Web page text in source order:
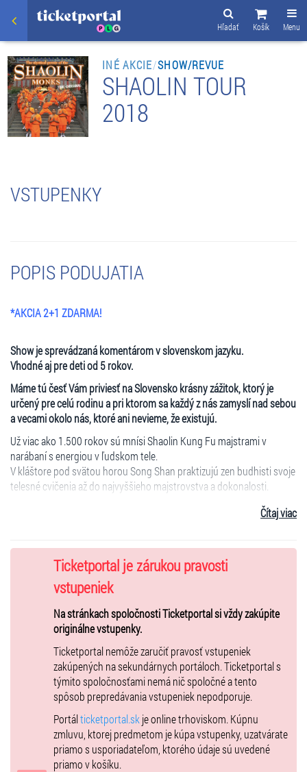
Menu
Košík
Hľadať
INÉ AKCIE/SHOW/REVUE
SHAOLIN TOUR
2018
VSTUPENKY
POPIS PODUJATIA
*AKCIA 2+1 ZDARMA!
Show je sprevádzaná komentárom v slovenskom jazyku.
Vhodné aj pre deti od 5 rokov.
Máme tú česť Vám priviesť na Slovensko krásny zážitok, ktorý je
určený pre celú rodinu a pri ktorom sa každý z nás zamyslí nad sebou
a vecami okolo nás, ktoré ani nevieme, že existujú.
Už viac ako 1.500 rokov sú mnísi Shaolin Kung Fu majstrami v
narábaní s energiou v ľudskom tele.
V kláštore pod svätou horou Song Shan praktizujú zen budhisti svoje
telesné cvičenia až do najvyššieho majstrovstva a dokonalosti.
Dych vyrážajúce cvičenia v najvyššom majstrovstve predvádza
skupina mníchov a majstrov pod vedením 75-ročného starého
Diváci majú možnosť spoznať tajomný svet čínskej filozofie a
mytológie, múdrosť zen budhizmu, ale predovšetkým vidieť
fantastické cvičenia v dvojhodinovom predstavení (s prestávkou).
V pestrých obrazoch a scénach predvádzajú mnísi perfektné
majstrovstvo v Kung Fu a Qi Gong.
Počas predstavenia budú mať diváci možnosť vidieť aj také veci, ako
drvenie dlažobných kociek na tele, tlačenie ťažkých bremien
oštepom, ako sa dá cez sklo hodiť ihla a mnohé ďalšie šokujúce
kúsky. Vystúpenia Shaolin boli uskutočnené na štyroch
kontinentoch, pred viac ako 3 000 000 divákov a tiež boli pozvaní do
mnohých zábavných programov sveta ako napríklad do šou
Thomasa Gottschalka, Jay Lena či Davida Lettermana.
Zľavy: bez nároku na zľavy.
Čítaj viac
Ticketportal je zárukou pravosti
vstupeniek
Na stránkach spoločnosti Ticketportal si vždy zakúpite
originálne vstupenky.
Ticketportal nemôže zaručiť pravosť vstupeniek
zakúpených na sekundárnych portáloch. Ticketportal s
týmito spoločnosťami nemá nič spoločné a tento
spôsob prepredávania vstupeniek nepodporuje.
Portálticketportal.sk je online trhoviskom. Kúpnu
zmluvu, ktorej predmetom je kúpa vstupenky, uzatvárate
priamo s usporiadateľom, ktorého údaje sú uvedené
priamo v košíku.